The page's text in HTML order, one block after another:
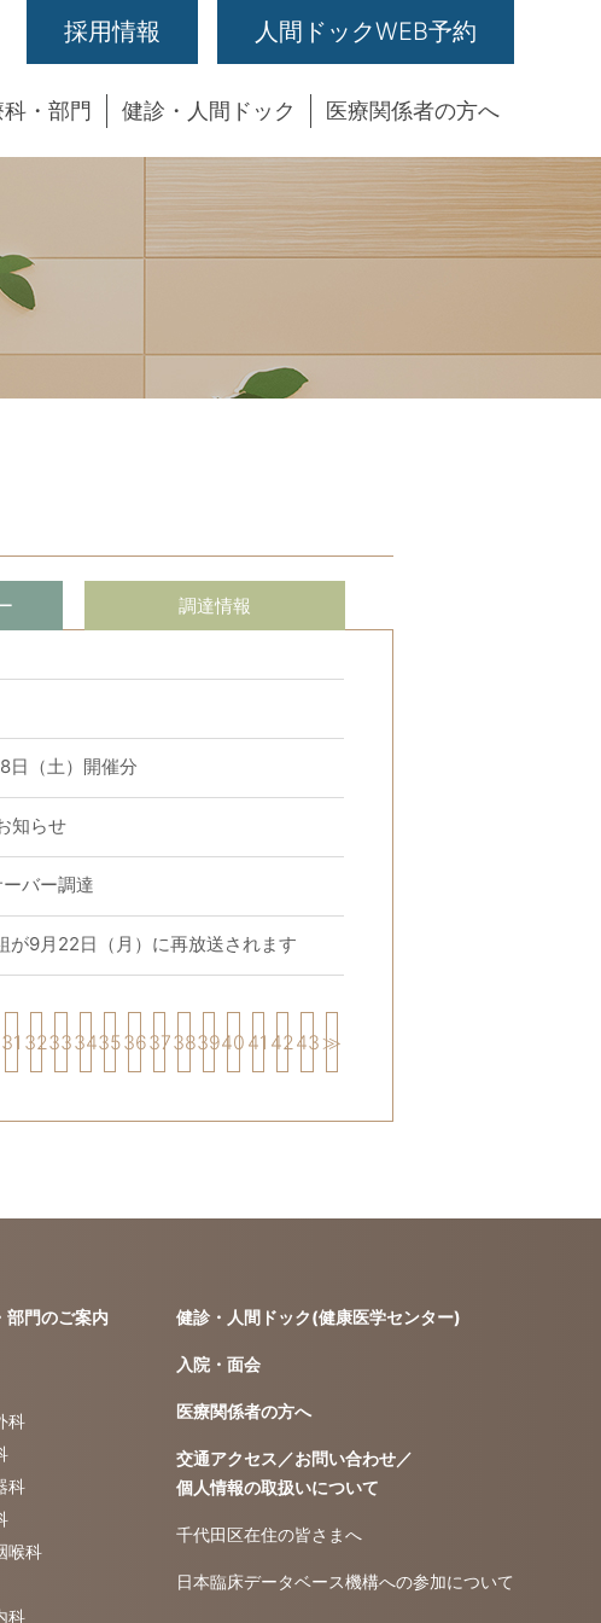
採用情報 人間ドックWEB予約
・部門 健診・人間ドック 医療関係者の方へ
調達情報
日（土）開催分
知らせ
バー調達
が9月22日（月）に再放送されます
31 323334353637383940 41 4243≫
部門のご案内
科
科
喉科
科
健診・人間ドック(健康医学センター)
入院・面会
医療関係者の方へ
交通アクセス／お問い合わせ／
個人情報の取扱いについて
千代田区在住の皆さまへ
日本臨床データベース機構への参加について